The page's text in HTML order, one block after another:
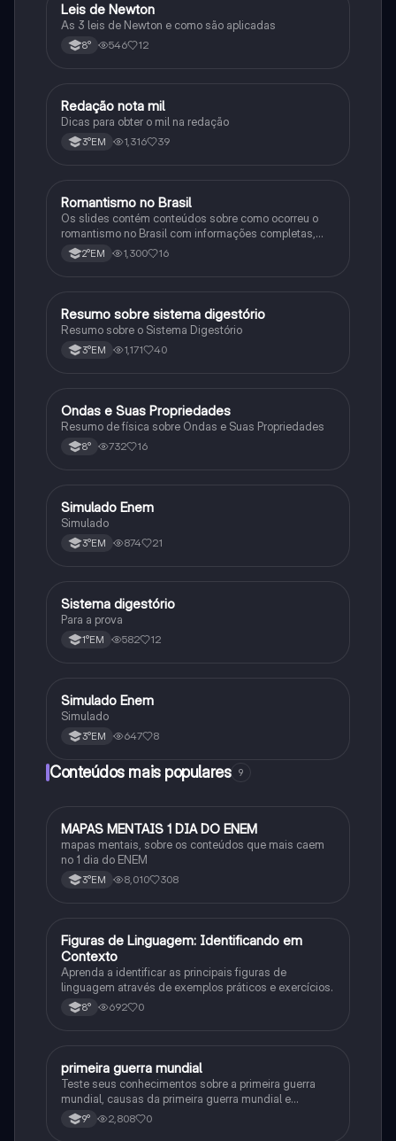
Outros
Leis de Newton
As 3 leis de Newton e como são aplicadas
8° 546 12
Português
Redação nota mil
Dicas para obter o mil na redação
3°EM 1,316 39
Outros
Romantismo no Brasil
Os slides contém conteúdos sobre como ocorreu o
romantismo no Brasil com informações completas,
sobre autores, características, contexto entre outro
2°EM 1,300 16
Biologia
Resumo sobre sistema digestório
Resumo sobre o Sistema Digestório
3°EM 1,171 40
Ciência
Ondas e Suas Propriedades
Resumo de física sobre Ondas e Suas Propriedades
8° 732 16
Outros
Simulado Enem
Simulado
3°EM 874 21
Outros
Sistema digestório
Para a prova
1°EM 582 12
Outros
Simulado Enem
Simulado
3°EM 647 8
Conteúdos mais populares 9
Português
MAPAS MENTAIS 1 DIA DO ENEM
mapas mentais, sobre os conteúdos que mais caem
no 1 dia do ENEM
3°EM 8,010 308
FPortuguês
Figuras de Linguagem: Identificando em
Contexto
Aprenda a identificar as principais figuras de
linguagem através de exemplos práticos e exercícios.
8° 692 0
História
primeira guerra mundial
Teste seus conhecimentos sobre a primeira guerra
mundial, causas da primeira guerra mundial e
consequências da Primeira Guerra Mundial, fases da
primeira guerra mundial
9° 2,808 0